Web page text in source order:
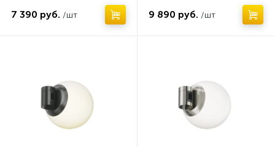
7 390 руб. /шт 9 890 руб. /шт